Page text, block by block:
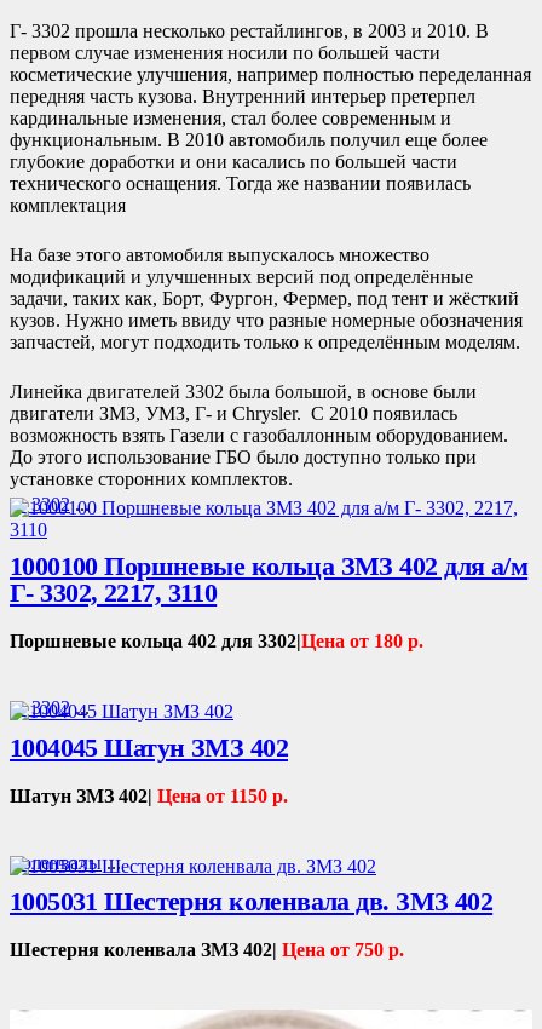
Г- 3302 прошла несколько рестайлингов, в 2003 и 2010. В
первом случае изменения носили по большей части
косметические улучшения, например полностью переделанная
передняя часть кузова. Внутренний интерьер претерпел
кардинальные изменения, стал более современным и
функциональным. В 2010 автомобиль получил еще более
глубокие доработки и они касались по большей части
технического оснащения. Тогда же названии появилась
комплектация
На базе этого автомобиля выпускалось множество
модификаций и улучшенных версий под определённые
задачи, таких как, Борт, Фургон, Фермер, под тент и жёсткий
кузов. Нужно иметь ввиду что разные номерные обозначения
запчастей, могут подходить только к определённым моделям.
Линейка двигателей 3302 была большой, в основе были
двигатели ЗМЗ, УМЗ, Г- и Chrysler. С 2010 появилась
возможность взять Газели с газобаллонным оборудованием.
До этого использование ГБО было доступно только при
установке сторонних комплектов.
Г- 3302...
1000100 Поршневые кольца ЗМЗ 402 для а/м
Г- 3302, 2217, 3110
Поршневые кольца 402 для 3302|Цена от 180 р.
Г- 3302...
1004045 Шатун ЗМЗ 402
Шатун ЗМЗ 402| Цена от 1150 р.
Коленвалы...
1005031 Шестерня коленвала дв. ЗМЗ 402
Шестерня коленвала ЗМЗ 402| Цена от 750 р.
Коленвалы